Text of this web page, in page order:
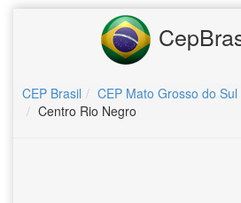
CEP Brasil CEP Mato Grosso do Sul
Centro Rio Negro